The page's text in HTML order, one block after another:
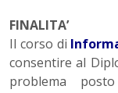
FINALITA’
Il corso di
consentire al
problema